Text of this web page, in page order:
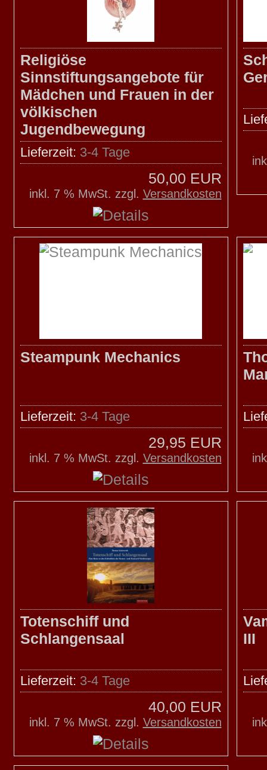
Religiöse
Sinnstiftungsangebote für
Mädchen und Frauen in der
völkischen
Jugendbewegung
Lieferzeit: 3-4 Tage
50,00 EUR
inkl. 7 % MwSt. zzgl. Versandkosten
Steampunk Mechanics
Lieferzeit: 3-4 Tage
29,95 EUR
inkl. 7 % MwSt. zzgl. Versandkosten
Totenschiff und
Schlangensaal
Lieferzeit: 3-4 Tage
40,00 EUR
inkl. 7 % MwSt. zzgl. Versandkosten
III